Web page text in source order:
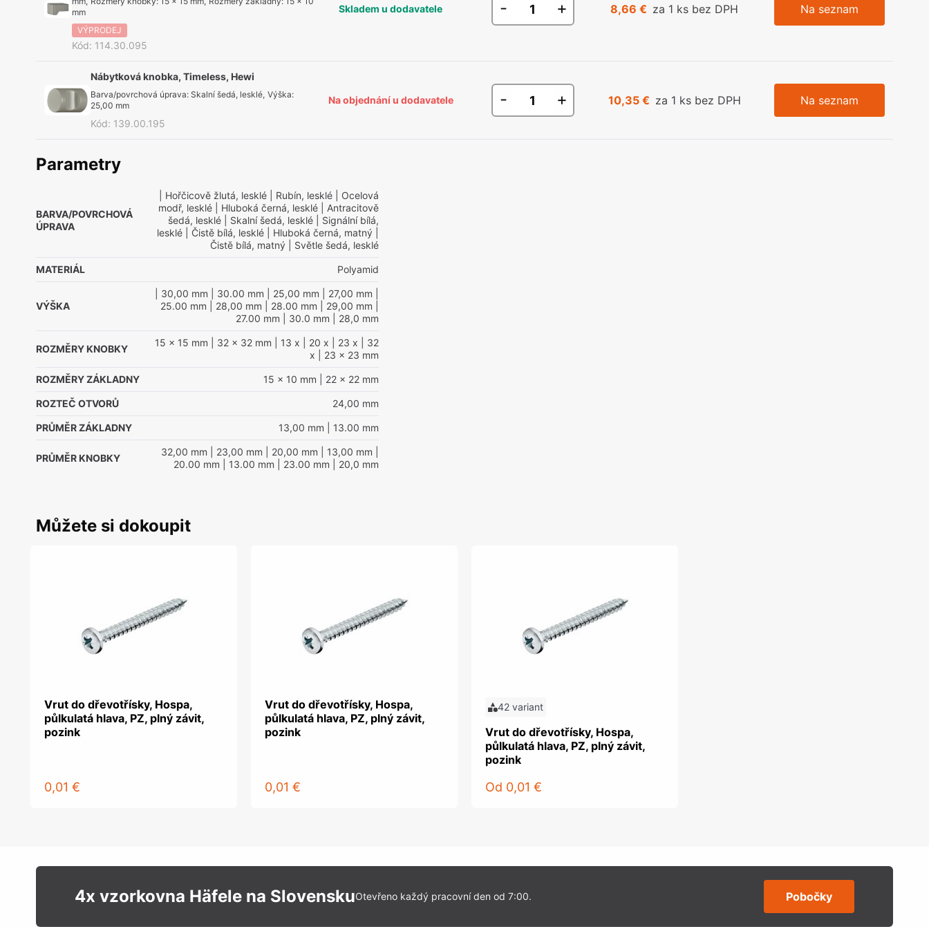
mm
VÝPRODEJ
Kód: 114.30.095
Skladem u dodavatele - + 8,66 € za 1 ks bez DPH Na seznam
Nábytková knobka, Timeless, Hewi
Barva/povrchová úprava: Skalní šedá, lesklé, Výška:
25,00 mm
Kód: 139.00.195
Na objednání u dodavatele - + 10,35 € za 1 ks bez DPH Na seznam
Parametry
BARVA/POVRCHOVÁ
ÚPRAVA
| Hořčicově žlutá, lesklé | Rubín, lesklé | Ocelová
modř, lesklé | Hluboká černá, lesklé | Antracitově
šedá, lesklé | Skalní šedá, lesklé | Signální bílá,
lesklé | Čistě bílá, lesklé | Hluboká černá, matný
Čistě bílá, matný | Světle šedá, lesklé
MATERIÁL Polyamid
VÝŠKA
| 30,00 mm | 30.00 mm | 25,00 mm | 27,00 mm
25.00 mm | 28,00 mm | 28.00 mm | 29,00 mm
27.00 mm | 30.0 mm | 28,0 mm
ROZMĚRY KNOBKY
15 x 15 mm | 32 x 32 mm | 13 x | 20 x | 23 x | 32
x | 23 x 23 mm
ROZMĚRY ZÁKLADNY 15 x 10 mm | 22 x 22 mm
ROZTEČ OTVORŮ 24,00 mm
PRŮMĚR ZÁKLADNY 13,00 mm | 13.00 mm
PRŮMĚR KNOBKY
32,00 mm | 23,00 mm | 20,00 mm | 13,00 mm
20.00 mm | 13.00 mm | 23.00 mm | 20,0 mm
Můžete si dokoupit
Vrut do dřevotřísky, Hospa,
půlkulatá hlava, PZ, plný závit,
pozink
0,01 €
Vrut do dřevotřísky, Hospa,
půlkulatá hlava, PZ, plný závit,
pozink
0,01 €
42 variant
Vrut do dřevotřísky, Hospa,
půlkulatá hlava, PZ, plný závit,
pozink
Od 0,01 €
4x vzorkovna Häfele na SlovenskuOtevřeno každý pracovní den od 7:00. Pobočky